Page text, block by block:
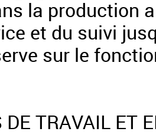
la production
et du suivi
sur le
DE TRAVAIL ET